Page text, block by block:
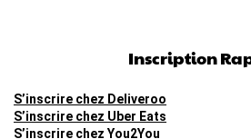
Inscription
S’inscrire chez Deliveroo
S’inscrire chez Uber Eats
S’inscrire chez You2You